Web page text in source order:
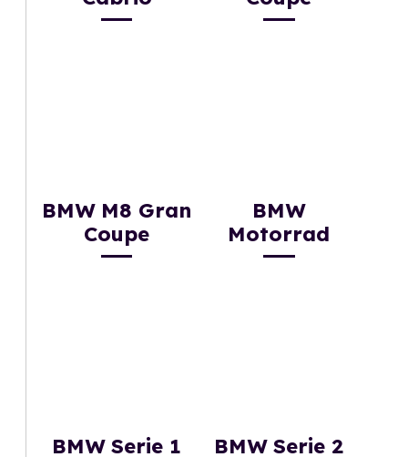
BMW M8 Gran
Coupe
BMW
Motorrad
BMW Serie 1 BMW Serie 2